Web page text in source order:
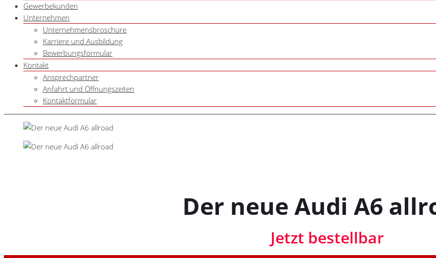
Gewerbekunden
Unternehmen
Unternehmensbroschüre
Karriere und Ausbildung
Bewerbungsformular
Kontakt
Ansprechpartner
Anfahrt und Öffnungszeiten
Kontaktformular
Der neue Audi A6
Jetzt bestellbar